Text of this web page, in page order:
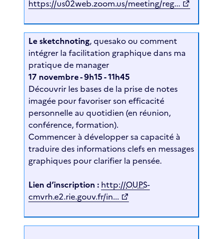
https://us02web.zoom.us/meeting/reg...
Le sketchnoting, quesako ou comment
intégrer la facilitation graphique dans ma
pratique de manager
17 novembre - 9h15 - 11h45
Découvrir les bases de la prise de notes
imagée pour favoriser son efficacité
personnelle au quotidien (en réunion,
conférence, formation).
Commencer à développer sa capacité à
traduire des informations clefs en messages
graphiques pour clarifier la pensée.
Lien d’inscription : http://OUPS-
cmvrh.e2.rie.gouv.fr/in...